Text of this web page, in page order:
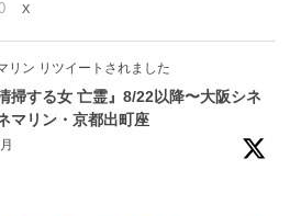
X
リン リツイートされました
掃する女 亡霊』8/22以降〜大阪シネ
マリン・京都出町座